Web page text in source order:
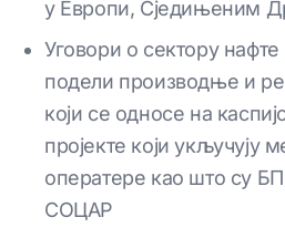
у Европи, Сједињеним
Уговори о сектору нафте
подели производње и
који се односе на
пројекте који укључују
оператере као што су
СОЦАР